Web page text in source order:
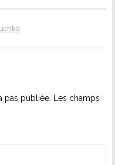
pas publiée.
Les champs